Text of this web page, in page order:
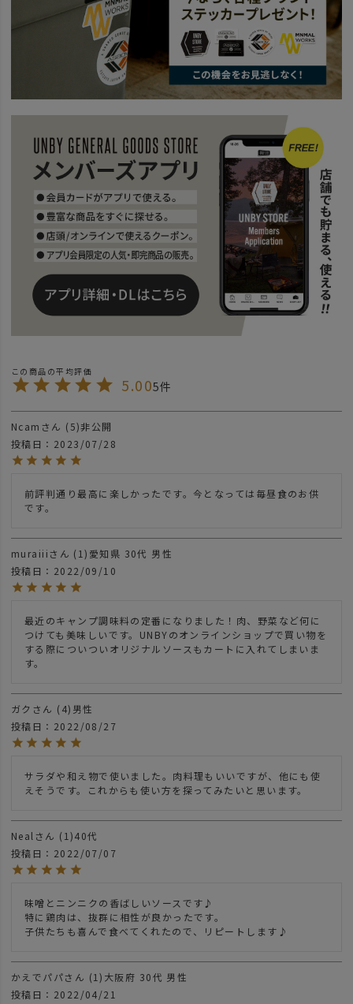
news 【アンバイソース】がおすすめ！
【UNBYソースレシピ第六弾】究極のメスティンで作る卵かけご飯。
アンバイソース スタミナ丼
news 【アンバイソースレシピ第三弾】キャンプの定番ホットサンド！
news 3分でできるアボカド海鮮ユッケ！
news 【UNBYソースレシピ第五弾】ボロネーゼホットサンド。
5.005
Ncam 5 非公開
投稿日
2023/07/28
前評判通り最高に楽しかったです。今となっては毎昼食のお供
です。
muraiii 1 愛知県 30代 男性
投稿日
2022/09/10
最近のキャンプ調味料の定番になりました！肉、野菜など何に
つけても美味しいです。UNBYのオンラインショップで買い物を
する際についついオリジナルソースもカートに入れてしまいま
す。
ガク 4 男性
投稿日
2022/08/27
サラダや和え物で使いました。肉料理もいいですが、他にも使
えそうです。これからも使い方を探ってみたいと思います。
Neal 1 40代
投稿日
2022/07/07
味噌とニンニクの香ばしいソースです♪
特に鶏肉は、抜群に相性が良かったです。
子供たちも喜んで食べてくれたので、リピートします♪
かえでパパ 1 大阪府 30代 男性
投稿日
2022/04/21